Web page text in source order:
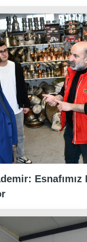
Esnafımız